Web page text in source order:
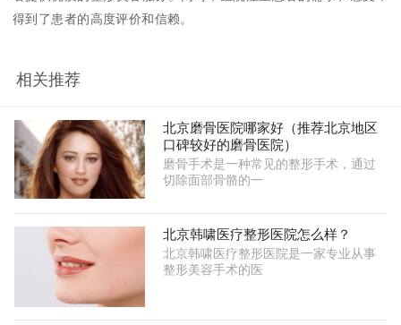
得到了患者的高度评价和信赖。
相关推荐
北京磨骨医院哪家好（推荐北京地区
口碑较好的磨骨医院）
磨骨手术是一种常见的整形手术，通过
切除面部骨骼的一
北京韩啸医疗整形医院怎么样？
北京韩啸医疗整形医院是一家专业从事
整形美容手术的医